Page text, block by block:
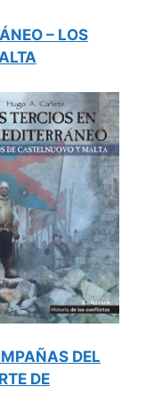
– LOS
DEL
DE